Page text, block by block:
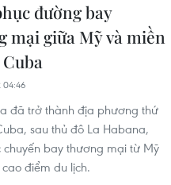
đường bay
mại giữa Mỹ và miền
04:46
đã trở thành địa phương thứ
sau thủ đô La Habana,
chuyến bay thương mại từ Mỹ
điểm du lịch.